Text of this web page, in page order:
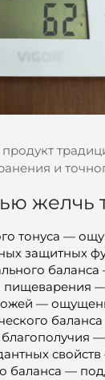
и
желчь
тонуса —
защитных
—
—
баланса —